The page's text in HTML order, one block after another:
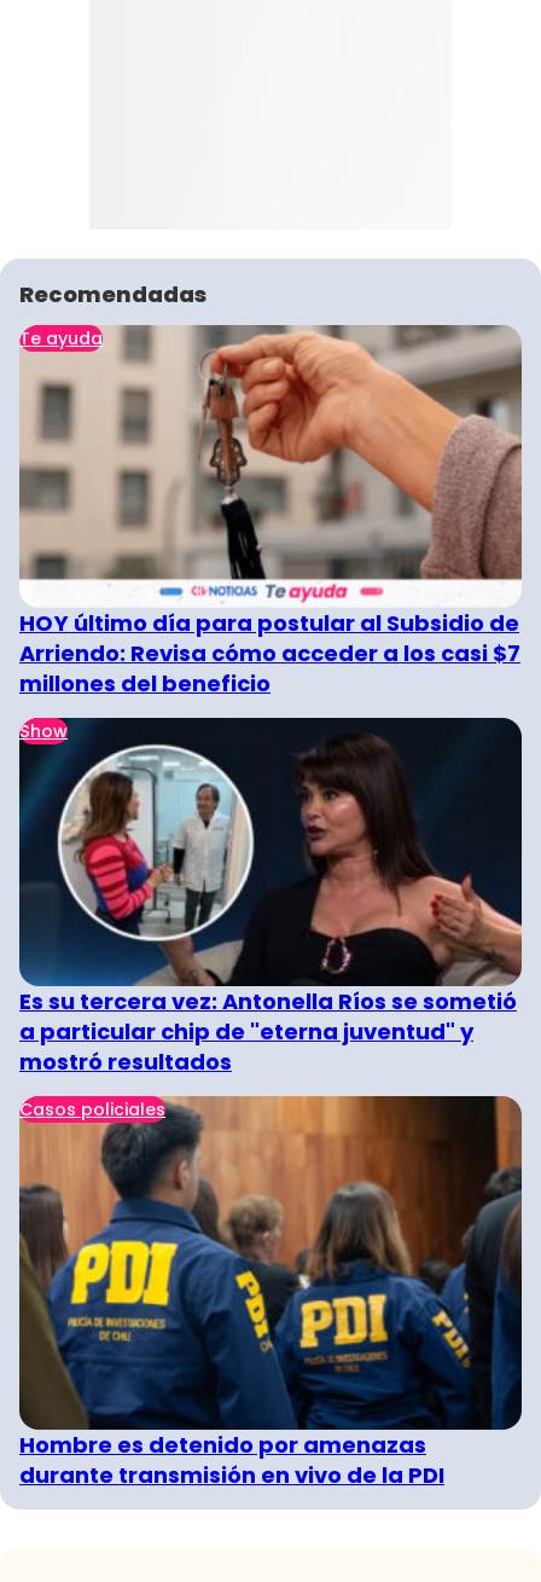
Recomendadas
Te ayuda
HOY último día para postular al Subsidio de
Arriendo: Revisa cómo acceder a los casi $7
millones del beneficio
Show
Es su tercera vez: Antonella Ríos se sometió
a particular chip de "eterna juventud" y
mostró resultados
Casos policiales
Hombre es detenido por amenazas
durante transmisión en vivo de la PDI